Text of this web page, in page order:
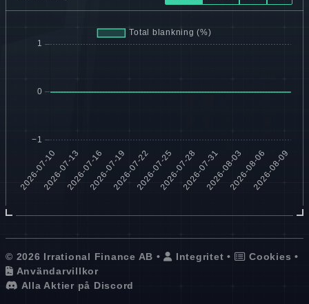
© 2026 Irrational Finance AB • Integritet • Cookies •
Användarvillkor
Alla Aktier på Discord